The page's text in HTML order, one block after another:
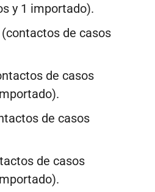
y 1 importado).
de casos
de casos
de casos
de casos